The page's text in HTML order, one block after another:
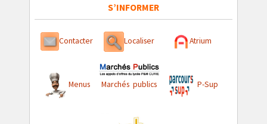
S’INFORMER
Contacter Localiser Atrium
Menus Marchés publics P-Sup